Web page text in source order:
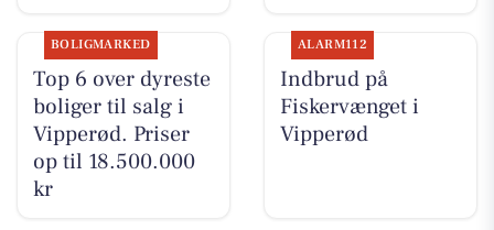
BOLIGMARKED
Top 6 over dyreste
boliger til salg i
Vipperød. Priser
op til 18.500.000
kr
ALARM112
Indbrud på
Fiskervænget i
Vipperød